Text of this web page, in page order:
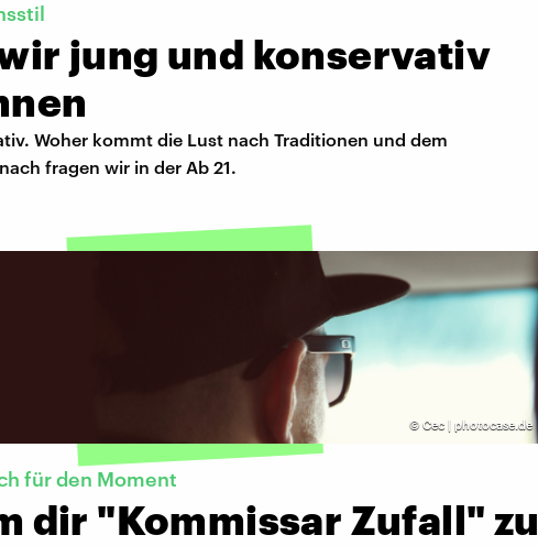
jung und konservativ
Woher kommt die Lust nach Traditionen und dem
fragen wir in der Ab 21.
© Cec | photocase.de
für den Moment
dir "Kommissar Zufall" zu